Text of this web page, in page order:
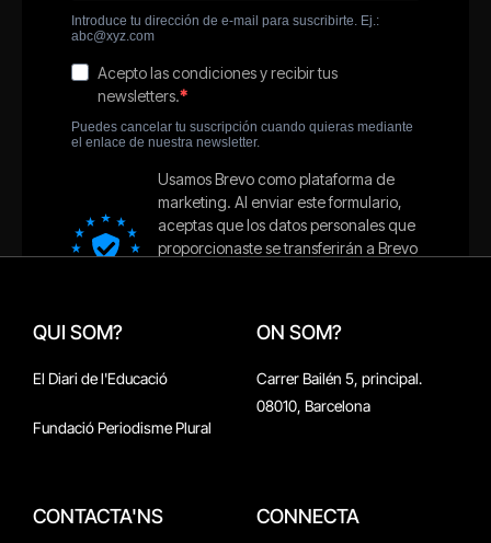
QUI SOM?
El Diari de l'Educació
Fundació Periodisme Plural
ON SOM?
Carrer Bailén 5, principal.
08010, Barcelona
CONTACTA'NS CONNECTA